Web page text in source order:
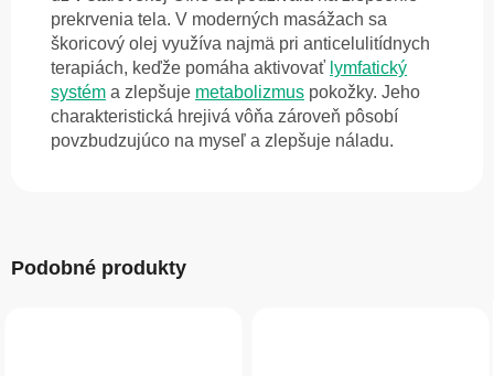
prekrvenia tela. V moderných masážach sa
škoricový olej využíva najmä pri anticelulitídnych
terapiách, keďže pomáha aktivovať lymfatický
systém a zlepšuje metabolizmus pokožky. Jeho
charakteristická hrejivá vôňa zároveň pôsobí
povzbudzujúco na myseľ a zlepšuje náladu.
Podobné produkty